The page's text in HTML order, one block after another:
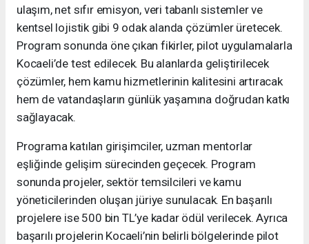
ulaşım, net sıfır emisyon, veri tabanlı sistemler ve
kentsel lojistik gibi 9 odak alanda çözümler üretecek.
Program sonunda öne çıkan fikirler, pilot uygulamalarla
Kocaeli’de test edilecek. Bu alanlarda geliştirilecek
çözümler, hem kamu hizmetlerinin kalitesini artıracak
hem de vatandaşların günlük yaşamına doğrudan katkı
sağlayacak.
Programa katılan girişimciler, uzman mentorlar
eşliğinde gelişim sürecinden geçecek. Program
sonunda projeler, sektör temsilcileri ve kamu
yöneticilerinden oluşan jüriye sunulacak. En başarılı
projelere ise 500 bin TL’ye kadar ödül verilecek. Ayrıca
başarılı projelerin Kocaeli’nin belirli bölgelerinde pilot